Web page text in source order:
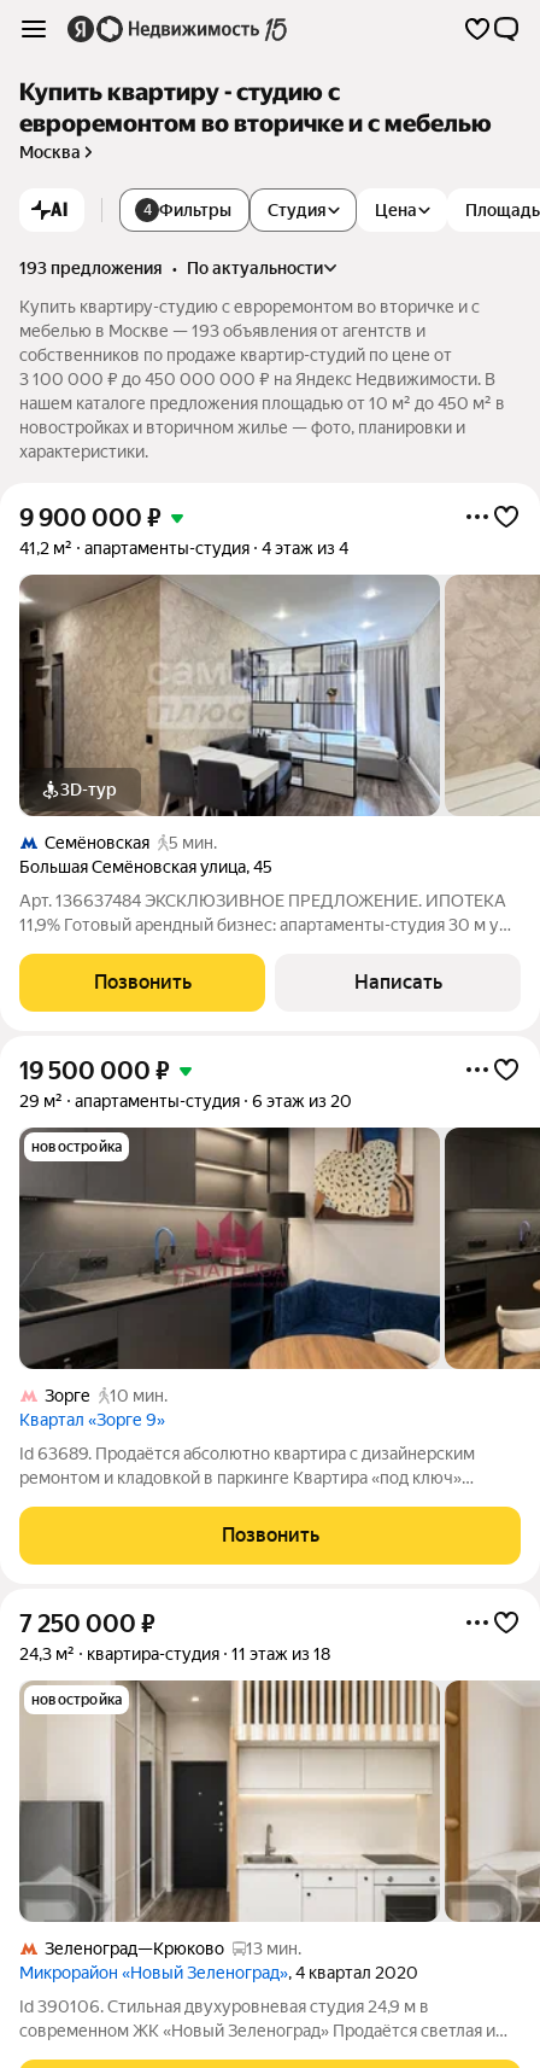
Купить квартиру - студию с
евроремонтом во вторичке и с мебелью
Москва
AI 4 Фильтры Студия Цена Площадь
193 предложения •
по актуальности
Купить квартиру-студию с евроремонтом во вторичке и с
мебелью в Москве — 193 объявления от агентств и
собственников по продаже квартир-студий по цене от
3 100 000 ₽ до 450 000 000 ₽ на Яндекс Недвижимости. В
нашем каталоге предложения площадью от 10 м² до 450 м² в
новостройках и вторичном жилье — фото, планировки и
характеристики.
9 900 000 ₽
41,2 м² апартаменты-студия 4 этаж из 4
3D-тур
Семёновская
5 мин.
Большая Семёновская улица,45
Арт. 136637484 ЭКСКЛЮЗИВНОЕ ПРЕДЛОЖЕНИЕ. ИПОТЕКА
11,9% Готовый арендный бизнес: апартаменты-студия 30 м у
в месяц. Кратко об объекте Современные полностью
укомплектованные апартаменты с
Позвонить Написать
19 500 000 ₽
29 м² апартаменты-студия 6 этаж из 20
новостройка
Зорге
10 мин.
Квартал «Зорге 9»
Id 63689. Продаётся абсолютно квартира с дизайнерским
ремонтом и кладовкой в паркинге Квартира «под ключ»
дизайнерский ремонт с использованием премиальных
материалов и мебели. Всё продумано до
Позвонить
7 250 000 ₽
24,3 м² квартира-студия 11 этаж из 18
новостройка
Зеленоград—Крюково
13 мин.
Микрорайон «Новый Зеленоград», 4 квартал 2020
Id 390106. Стильная двухуровневая студия 24,9 м в
современном ЖК «Новый Зеленоград» Продаётся светлая и